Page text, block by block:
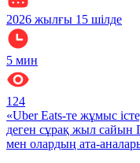
2026 жылғы 15 шілде
5 мин
124
«Uber Eats-те жұмыс
деген сұрақ жыл сайын
мен олардың ата-